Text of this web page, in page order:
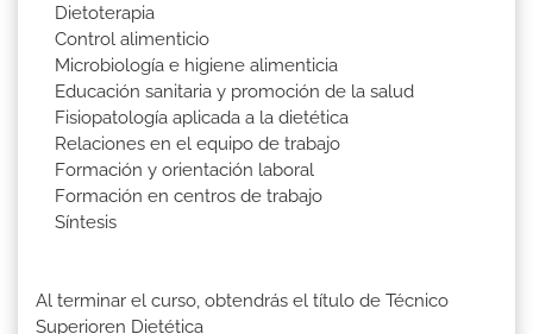
Dietoterapia
Control alimenticio
Microbiología e higiene alimenticia
Educación sanitaria y promoción de la salud
Fisiopatología aplicada a la dietética
Relaciones en el equipo de trabajo
Formación y orientación laboral
Formación en centros de trabajo
Síntesis
Al terminar el curso, obtendrás el título de Técnico
Superioren Dietética